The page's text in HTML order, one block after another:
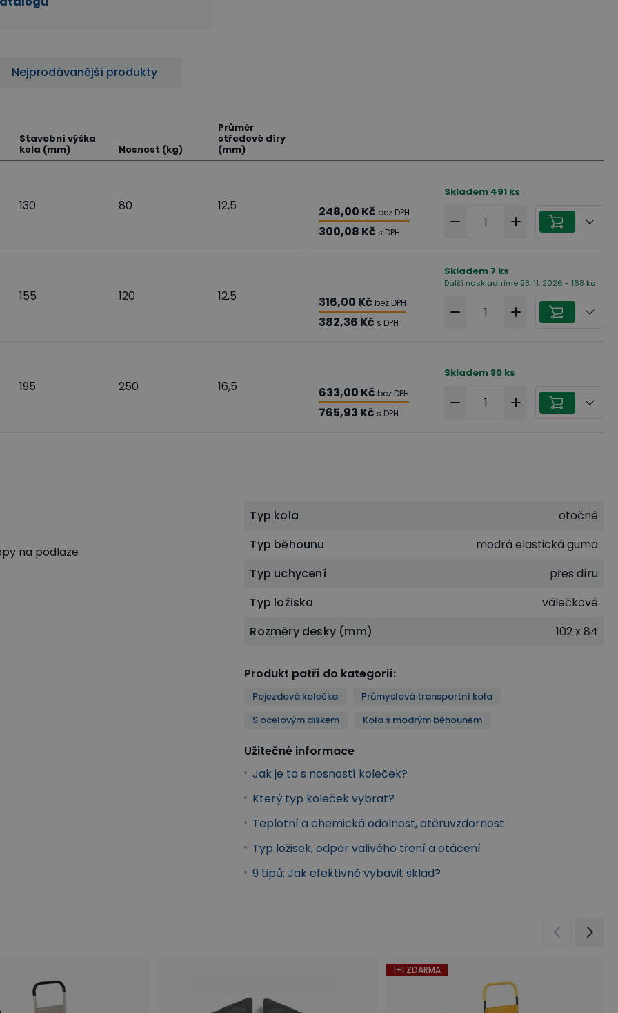
Nejprodávanější produkty
Stavební výška
kola (mm)
Nosnost (kg)
Průměr
středové díry
(mm)
130 80 12,5 248,00 Kč bez DPH
300,08 Kč s DPH
Skladem 491 ks
155 120 12,5 316,00 Kč bez DPH
382,36 Kč s DPH
Skladem 7 ks
Další naskladníme 23. 11. 2026 - 168 ks
195 250 16,5 633,00 Kč bez DPH
765,93 Kč s DPH
Skladem 80 ks
na podlaze
Typ kola
otočné
Typ běhounu
modrá elastická guma
Typ uchycení
přes díru
Typ ložiska
válečkové
Rozměry desky (mm)
102 x 84
Produkt patří do kategorií:
Pojezdová kolečka
Průmyslová transportní kola
S ocelovým diskem
Kola s modrým běhounem
Užitečné informace
Jak je to s nosností koleček?
Který typ koleček vybrat?
Teplotní a chemická odolnost, otěruvzdornost
Typ ložisek, odpor valivého tření a otáčení
9 tipů: Jak efektivně vybavit sklad?
1+1 ZDARMA